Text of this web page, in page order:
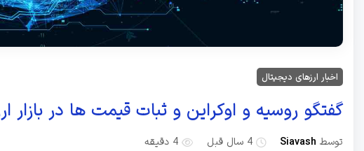
اخبار ارزهای دیجیتال
گفتگو روسیه و اوکراین و ثبات قیمت ها در بازار
توسط Siavash 4 سال قبل 4 دقیقه